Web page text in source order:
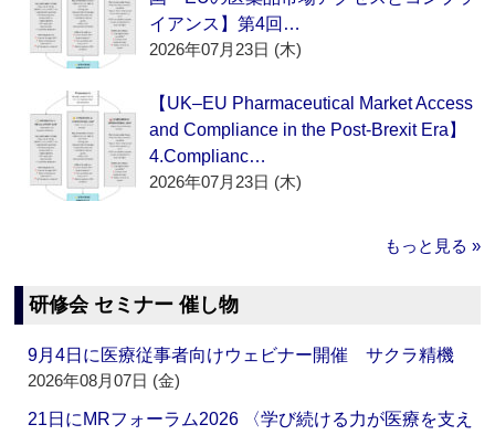
イアンス】第4回…
2026年07月23日 (木)
【UK–EU Pharmaceutical Market Access
and Compliance in the Post-Brexit Era】
4.Complianc…
2026年07月23日 (木)
もっと見る »
研修会 セミナー 催し物
9月4日に医療従事者向けウェビナー開催 サクラ精機
2026年08月07日 (金)
21日にMRフォーラム2026 〈学び続ける力が医療を支え